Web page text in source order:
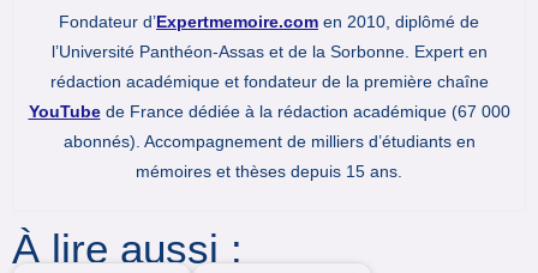
Fondateur d’Expertmemoire.com en 2010, diplômé de
l’Université Panthéon-Assas et de la Sorbonne. Expert en
rédaction académique et fondateur de la première chaîne
YouTubede France dédiée à la rédaction académique (67 000
abonnés). Accompagnement de milliers d’étudiants en
mémoires et thèses depuis 15 ans.
À lire aussi :